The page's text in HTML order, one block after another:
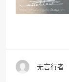
无言行者